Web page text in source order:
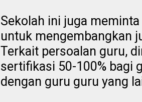
Sekolah ini juga
untuk mengembangkan
Terkait persoalan guru,
sertifikasi 50-100% bagi
dengan guru guru yang